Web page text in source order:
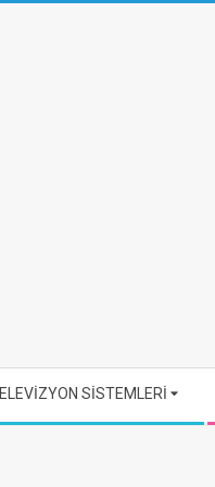
SİSTEMLERİ